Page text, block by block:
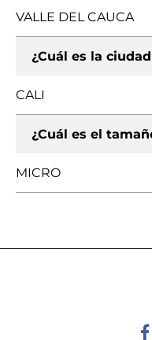
VALLE DEL CAUCA
¿Cuál es la
CALI
¿Cuál es el
MICRO